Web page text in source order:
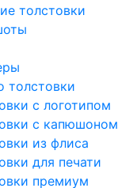
толстовки
толстовки
с логотипом
с капюшоном
из флиса
для печати
премиум